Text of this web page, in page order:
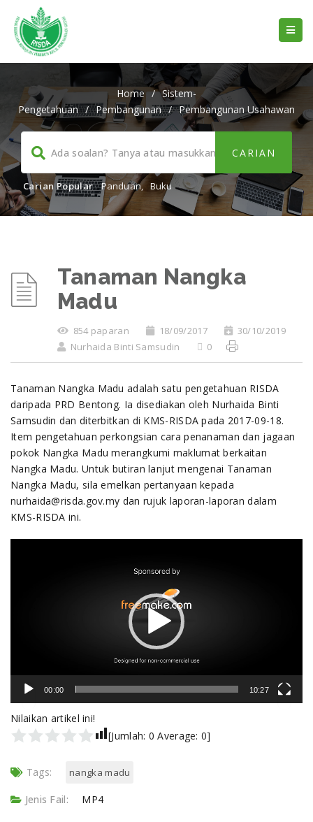
Home / Sistem-
Pengetahuan / Pembangunan / Pembangunan Usahawan
Carian Popular Panduan, Buku
Tanaman Nangka
Madu
854 paparan 18/09/2017
30/10/2019
Nurhaida Binti Samsudin
0
Tanaman Nangka Madu adalah satu pengetahuan RISDA
daripada PRD Bentong. Ia disediakan oleh Nurhaida Binti
Samsudin dan diterbitkan di KMS-RISDA pada 2017-09-18.
Item pengetahuan perkongsian cara penanaman dan jagaan
pokok Nangka Madu merangkumi maklumat berkaitan
Nangka Madu. Untuk butiran lanjut mengenai Tanaman
Nangka Madu, sila emelkan pertanyaan kepada
nurhaida@risda.gov.my dan rujuk laporan-laporan dalam
KMS-RISDA ini.
00:00 10:27
Nilaikan artikel ini!
[Jumlah: 0 Average:0]
Tags: nangka madu
Jenis Fail: MP4